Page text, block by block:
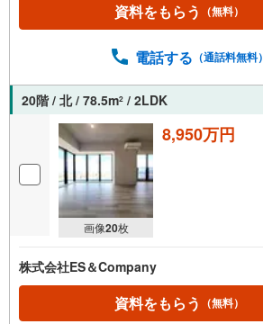
資料をもらう （無料）
電話する （通話料無料）
20階 / 北 / 78.5m2 / 2LDK
画像20枚
8,950万円
株式会社ES＆Company
資料をもらう （無料）